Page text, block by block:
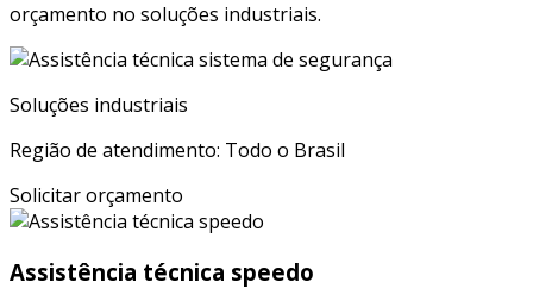
orçamento no soluções industriais.
Soluções industriais
Região de atendimento: Todo o Brasil
Solicitar orçamento
Assistência técnica speedo